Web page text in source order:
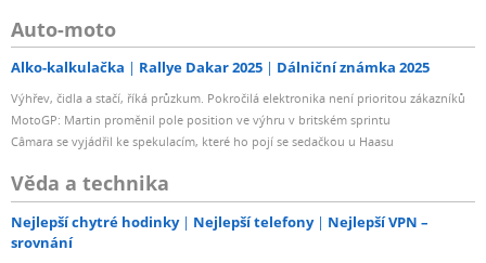
Auto-moto
Alko-kalkulačka Rallye Dakar 2025 Dálniční známka 2025
Výhřev, čidla a stačí, říká průzkum. Pokročilá elektronika není prioritou zákazníků
MotoGP: Martin proměnil pole position ve výhru v britském sprintu
Câmara se vyjádřil ke spekulacím, které ho pojí se sedačkou u Haasu
Věda a technika
Nejlepší chytré hodinky Nejlepší telefony
Nejlepší VPN –
srovnání